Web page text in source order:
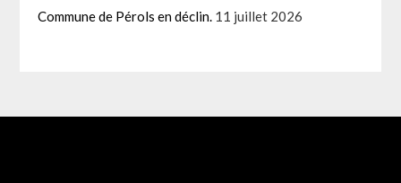
Commune de Pérols en déclin. 11 juillet 2026